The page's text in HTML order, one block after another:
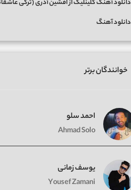
دانلود آهنگ گلینلیک از افشین آذری (ترکی
دانلود آهنگ
خوانندگان برتر
احمد سلو
Ahmad Solo
یوسف زمانی
Yousef Zamani